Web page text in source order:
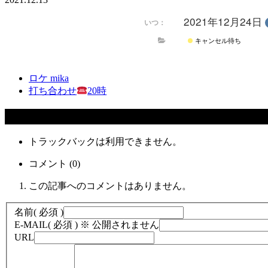
いつ： 2021年12月24日
キャンセル待ち
ロケ mika
打ち合わせ
20時
トラックバックは利用できません。
コメント (0)
この記事へのコメントはありません。
名前( 必須 )
E-MAIL( 必須 ) ※ 公開されません
URL